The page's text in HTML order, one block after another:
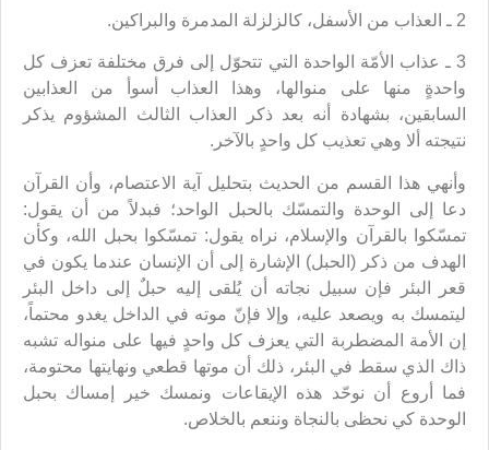
2 ـ العذاب من الأسفل، كالزلزلة المدمرة والبراكين.
3 ـ عذاب الأمّة الواحدة التي تتحوّل إلى فرق مختلفة تعزف كل
واحدةٍ منها على منوالها، وهذا العذاب أسوأ من العذابين
السابقين، بشهادة أنه بعد ذكر العذاب الثالث المشؤوم يذكر
نتيجته ألا وهي تعذيب كل واحدٍ بالآخر.
وأنهي هذا القسم من الحديث بتحليل آية الاعتصام، وأن القرآن
دعا إلى الوحدة والتمسّك بالحبل الواحد؛ فبدلاً من أن يقول:
تمسّكوا بالقرآن والإسلام، نراه يقول: تمسّكوا بحبل الله، وكأن
الهدف من ذكر (الحبل) الإشارة إلى أن الإنسان عندما يكون في
قعر البئر فإن سبيل نجاته أن يُلقى إليه حبلٌ إلى داخل البئر
ليتمسك به ويصعد عليه، وإلا فإنّ موته في الداخل يغدو محتماً،
إن الأمة المضطربة التي يعزف كل واحدٍ فيها على منواله تشبه
ذاك الذي سقط في البئر، ذلك أن موتها قطعي ونهايتها محتومة،
فما أروع أن نوحّد هذه الإيقاعات ونمسك خير إمساك بحبل
الوحدة كي نحظى بالنجاة وننعم بالخلاص.